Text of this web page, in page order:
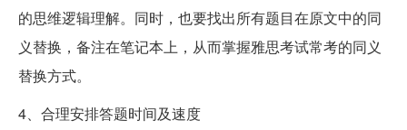
的思维逻辑理解。同时，也要找出所有题目在原文中的同
义替换，备注在笔记本上，从而掌握雅思考试常考的同义
替换方式。
4、合理安排答题时间及速度